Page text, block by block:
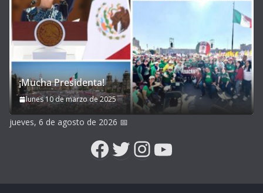
¡Mucha Presidenta!
lunes 10 de marzo de 2025
jueves, 6 de agosto de 2026 📅
Facebook
Twitter
Instagram
YouTube